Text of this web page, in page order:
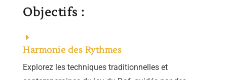
Objectifs :
Harmonie des Rythmes
Explorez les techniques traditionnelles et